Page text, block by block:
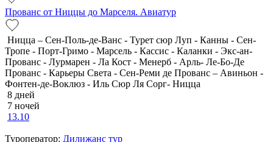
Прованс от Ниццы до Марселя. Авиатур
Ницца – Сен-Поль-де-Ванс - Турет сюр Луп - Канны - Сен-
Тропе - Порт-Гримо - Марсель - Кассис - Каланки - Экс-ан-
Прованс - Лурмарен - Ла Кост - Менерб - Арль- Ле-Бо-Де
Прованс - Карьеры Света - Сен-Реми де Прованс – Авиньон -
Фонтен-де-Воклюз - Иль Сюр Ля Сорг- Ницца
8 дней
7 ночей
13.10
Туроператор: Дилижанс тур